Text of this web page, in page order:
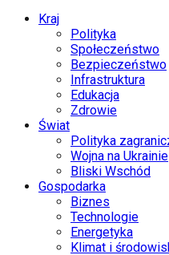
Kraj
Polityka
Społeczeństwo
Bezpieczeństwo
Infrastruktura
Edukacja
Zdrowie
Świat
Polityka
Wojna na Ukrainie
Bliski Wschód
Gospodarka
Biznes
Technologie
Energetyka
Klimat i